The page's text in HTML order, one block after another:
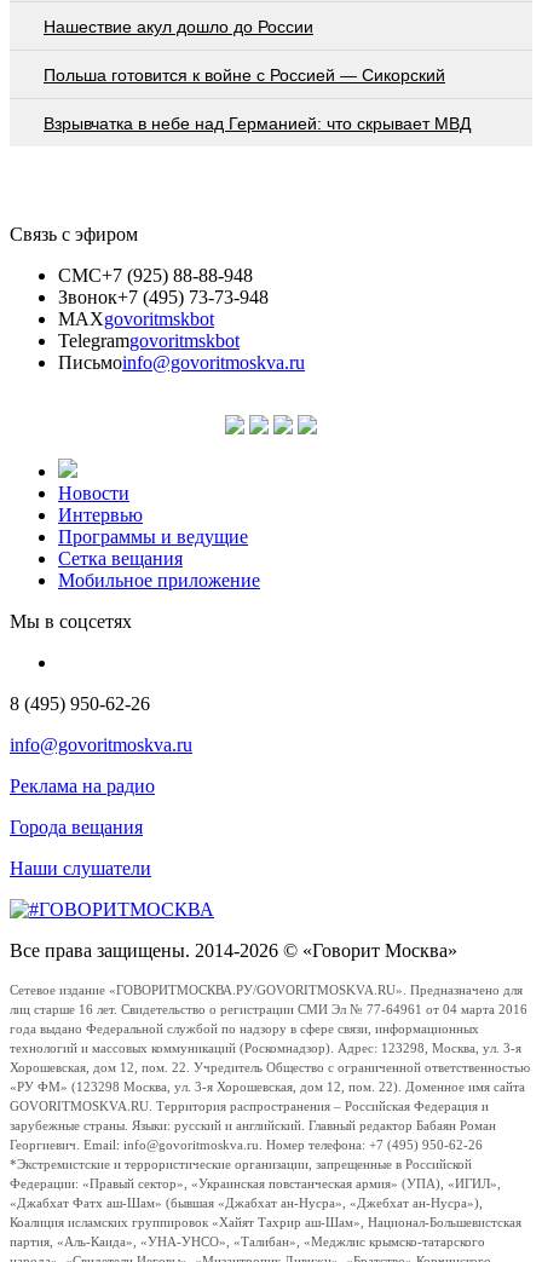
Нашествие акул дошло до России
Польша готовится к войне с Россией — Сикорский
Взрывчатка в небе над Германией: что скрывает МВД
Связь с эфиром
СМС+7 (925) 88-88-948
Звонок+7 (495) 73-73-948
MAXgovoritmskbot
Telegramgovoritmskbot
Письмоinfo@govoritmoskva.ru
Новости
Интервью
Программы и ведущие
Сетка вещания
Мобильное приложение
Мы в соцсетях
8 (495) 950-62-26
info@govoritmoskva.ru
Реклама на радио
Города вещания
Наши слушатели
Все права защищены. 2014-2026 © «Говорит Москва»
Сетевое издание «ГОВОРИТМОСКВА.РУ/GOVORITMOSKVA.RU». Предназначено для
лиц старше 16 лет. Свидетельство о регистрации СМИ Эл № 77-64961 от 04 марта 2016
года выдано Федеральной службой по надзору в сфере связи, информационных
технологий и массовых коммуникаций (Роскомнадзор). Адрес: 123298, Москва, ул. 3-я
Хорошевская, дом 12, пом. 22. Учредитель Общество с ограниченной ответственностью
«РУ ФМ» (123298 Москва, ул. 3-я Хорошевская, дом 12, пом. 22). Доменное имя сайта
GOVORITMOSKVA.RU. Территория распространения – Российская Федерация и
зарубежные страны. Языки: русский и английский. Главный редактор Бабаян Роман
Георгиевич. Email: info@govoritmoskva.ru. Номер телефона: +7 (495) 950-62-26
*Экстремистские и террористические организации, запрещенные в Российской
Федерации: «Правый сектор», «Украинская повстанческая армия» (УПА), «ИГИЛ»,
«Джабхат Фатх аш-Шам» (бывшая «Джабхат ан-Нусра», «Джебхат ан-Нусра»),
Коалиция исламских группировок «Хайят Тахрир аш-Шам», Национал-Большевистская
партия, «Аль-Каида», «УНА-УНСО», «Талибан», «Меджлис крымско-татарского